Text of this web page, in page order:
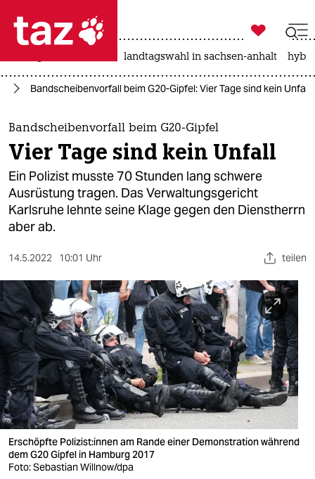
 taz zahl ich
taz zahl ich
themen
politik
öko
gesellschaft
kultur
sport
berlin
nord
wahrheit
verlag
verlag
veranstaltungen

taz zahl ich
landtagswahl in sachsen-anhalt
Bandscheibenvorfall beim G20-Gipfel: Vier Tage sind kein Unfall
Bandscheibenvorfall beim G20-Gipfel
Vier Tage sind kein Unfall
Ein Polizist musste 70 Stunden lang schwere
Ausrüstung tragen. Das Verwaltungsgericht
Karlsruhe lehnte seine Klage gegen den Dienstherrn
aber ab.
14.5.2022 10:01 Uhr teilen
Erschöpfte Po­li­zis­t:in­nen am Rande einer Demonstration während
dem G20 Gipfel in Hamburg 2017
Foto: Sebastian Willnow/dpa